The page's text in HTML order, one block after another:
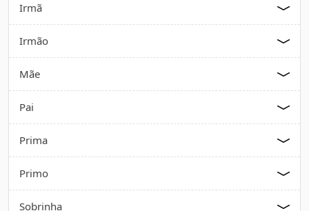
Irmã
Irmão
Mãe
Pai
Prima
Primo
Sobrinha